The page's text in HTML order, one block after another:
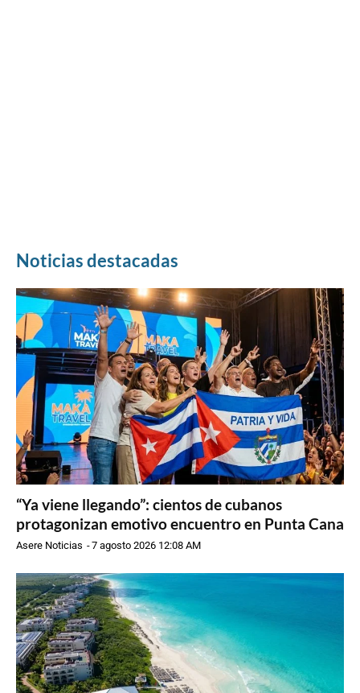
Noticias destacadas
“Ya viene llegando”: cientos de cubanos
protagonizan emotivo encuentro en Punta Cana
Asere Noticias -7 agosto 2026 12:08 AM